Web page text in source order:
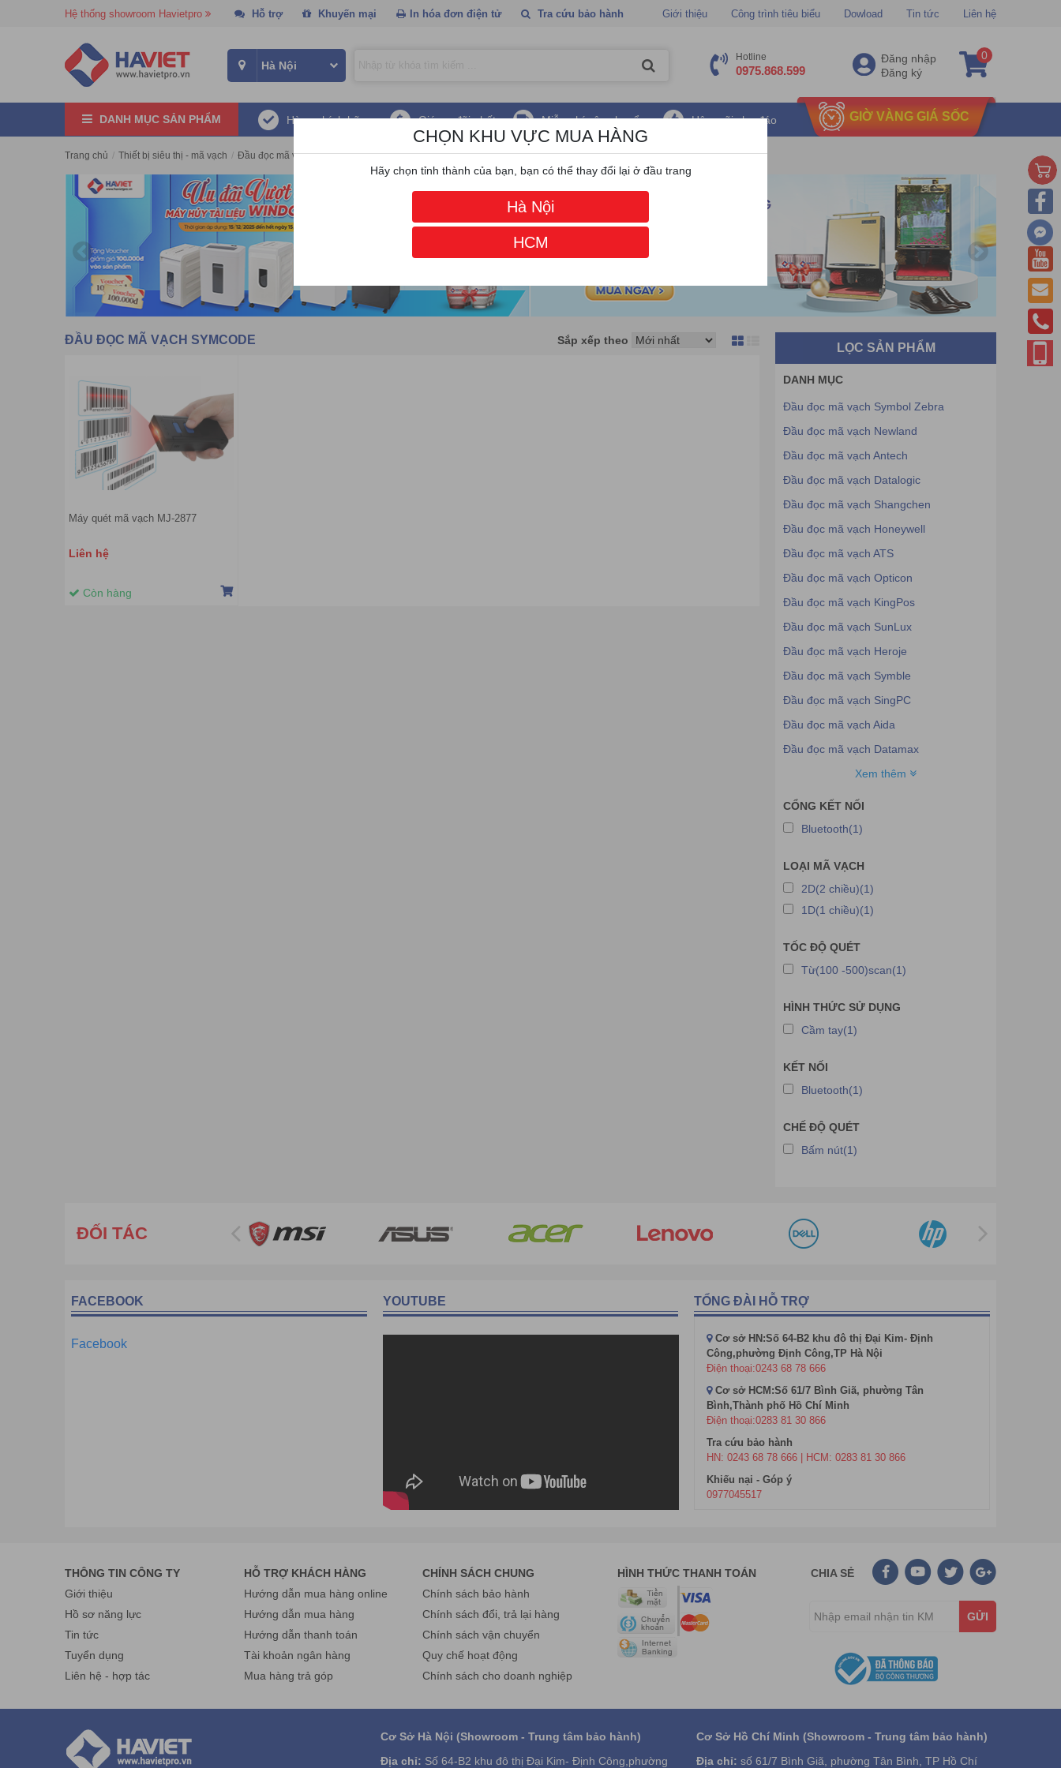
Hệ thống showroom Havietpro Hỗ trợ Khuyến mại In hóa đơn điện tử Tra cứu bảo hành Giới thiệu Công trình tiêu biểu Dowload Tin tức Liên hệ
Hotline
0975.868.599
Đăng nhập
Đăng ký
0
DANH MỤC SẢN PHẨM Hàng chính hãng Giá ưu đãi nhất Miễn phí vận chuyển Hậu mãi chu đáo GIỜ VÀNG GIÁ SỐC
Trang chủ / Thiết bị siêu thị - mã vạch / Đầu đọc mã vạch / Đầu đọc mã vạch Symcode
ĐẦU ĐỌC MÃ VẠCH SYMCODE Sắp xếp theo
Máy quét mã vạch MJ-2877
Liên hệ
Còn hàng
LỌC SẢN PHẨM
DANH MỤC
Đầu đọc mã vạch Symbol Zebra
Đầu đọc mã vạch Newland
Đầu đọc mã vạch Antech
Đầu đọc mã vạch Datalogic
Đầu đọc mã vạch Shangchen
Đầu đọc mã vạch Honeywell
Đầu đọc mã vạch ATS
Đầu đọc mã vạch Opticon
Đầu đọc mã vạch KingPos
Đầu đọc mã vạch SunLux
Đầu đọc mã vạch Heroje
Đầu đọc mã vạch Symble
Đầu đọc mã vạch SingPC
Đầu đọc mã vạch Aida
Đầu đọc mã vạch Datamax
Đầu đọc mã vạch Ecoprint
Đầu đọc mã vạch Godex
Đầu đọc mã vạch Metrologic
Đầu đọc mã vạch Birch
Đầu đọc mã vạch Unitech
Đầu đọc mã vạch Scanner
Đầu đọc mã vạch Delfi
Đầu đọc mã vạch Tawa
Đầu đọc mã vạch Zonerich
Đầu đọc mã vạch DIAMOND
Đầu đọc mạch Richta
Đầu đọc mã vạch Symcode
Đầu đọc mã vạch Superlead
Xem thêm
CỔNG KẾT NỐI
Bluetooth(1)
LOẠI MÃ VẠCH
2D(2 chiều)(1)
1D(1 chiều)(1)
TỐC ĐỘ QUÉT
Từ(100 -500)scan(1)
HÌNH THỨC SỬ DỤNG
Cầm tay(1)
KẾT NỐI
Bluetooth(1)
CHẾ ĐỘ QUÉT
Bấm nút(1)
ĐỐI TÁC
FACEBOOK
Facebook
YOUTUBE TỔNG ĐÀI HỖ TRỢ
Cơ sở HN:Số 64-B2 khu đô thị Đại Kim- Định
Công,phường Định Công,TP Hà Nội
Điện thoại:0243 68 78 666
Cơ sở HCM:Số 61/7 Bình Giã, phường Tân
Bình,Thành phố Hồ Chí Minh
Điện thoại:0283 81 30 866
Tra cứu bảo hành
HN: 0243 68 78 666 | HCM: 0283 81 30 866
Khiếu nại - Góp ý
0977045517
THÔNG TIN CÔNG TY
Giới thiệu
Hồ sơ năng lực
Tin tức
Tuyển dụng
Liên hệ - hợp tác
HỖ TRỢ KHÁCH HÀNG
Hướng dẫn mua hàng online
Hướng dẫn mua hàng
Hướng dẫn thanh toán
Tài khoản ngân hàng
Mua hàng trả góp
CHÍNH SÁCH CHUNG
Chính sách bảo hành
Chính sách đổi, trả lại hàng
Chính sách vận chuyển
Quy chế hoạt động
Chính sách cho doanh nghiệp
HÌNH THỨC THANH TOÁN CHIA SẺ
GỬI
Cơ Sở Hà Nội (Showroom - Trung tâm bảo hành)
Địa chỉ: Số 64-B2 khu đô thị Đại Kim- Định Công,phường
Cơ Sở Hồ Chí Minh (Showroom - Trung tâm bảo hành)
Địa chỉ: số 61/7 Bình Giã, phường Tân Bình, TP Hồ Chí
CHỌN KHU VỰC MUA HÀNG
Hãy chọn tỉnh thành của bạn, bạn có thể thay đổi lại ở đầu trang
Hà Nội
HCM